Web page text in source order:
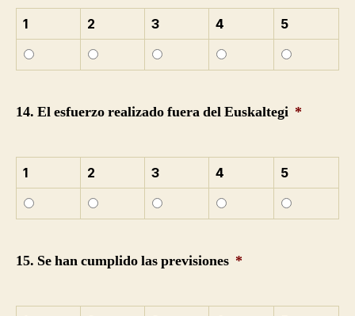
1 2 3 4 5
14. El esfuerzo realizado fuera del Euskaltegi *
1 2 3 4 5
15. Se han cumplido las previsiones *